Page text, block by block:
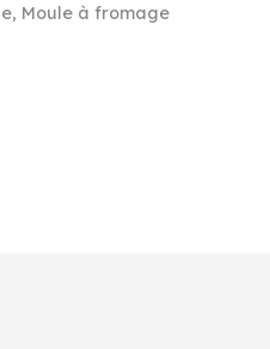
, Moule à fromage